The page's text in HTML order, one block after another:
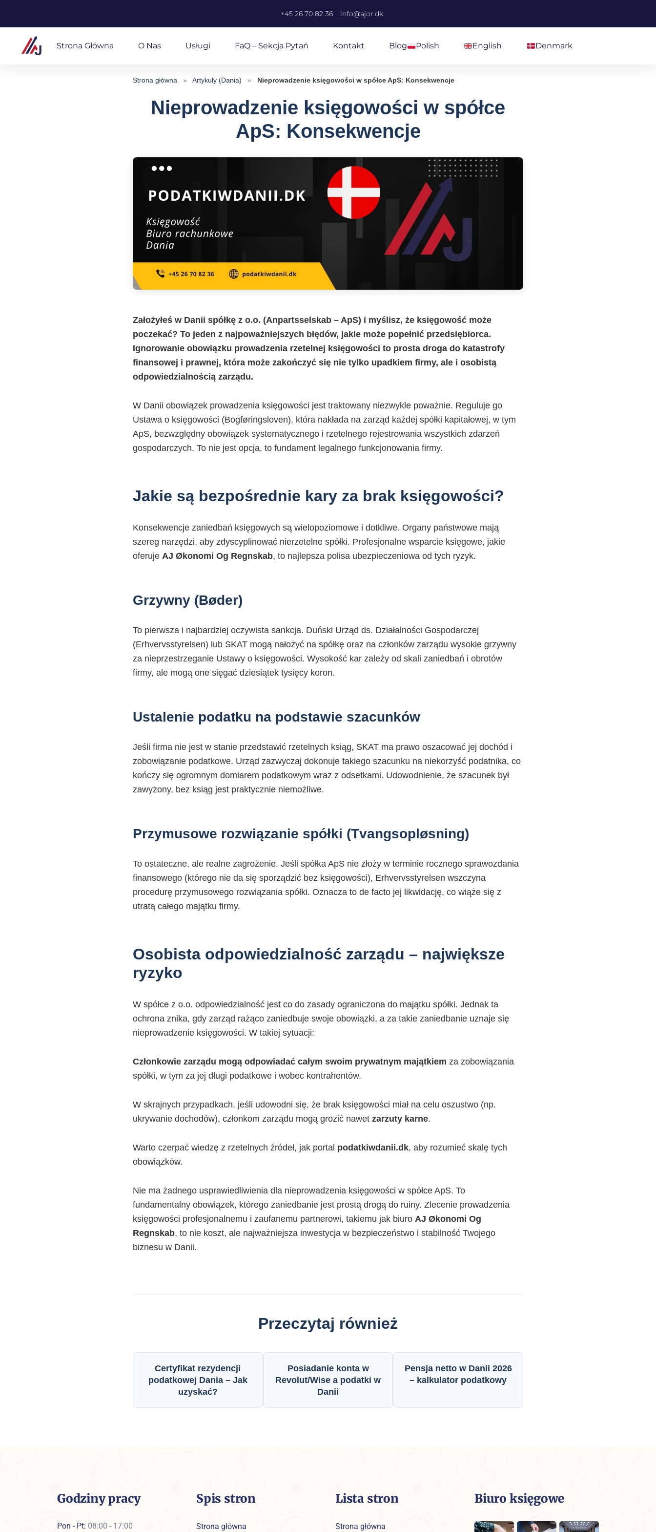
Przejdź
treści
+45 26 70 82 36 info@ajor.dk
Strona Główna O Nas Usługi FaQ – Sekcja Pytań Kontakt Blog Polish English Denmark
Strona główna » Artykuły (Dania) » Nieprowadzenie księgowości w spółce ApS: Konsekwencje
Nieprowadzenie księgowości w spółce
ApS: Konsekwencje
Założyłeś w Danii spółkę z o.o. (Anpartsselskab – ApS) i myślisz, że księgowość może
poczekać? To jeden z najpoważniejszych błędów, jakie może popełnić przedsiębiorca.
Ignorowanie obowiązku prowadzenia rzetelnej księgowości to prosta droga do katastrofy
finansowej i prawnej, która może zakończyć się nie tylko upadkiem firmy, ale i osobistą
odpowiedzialnością zarządu.
W Danii obowiązek prowadzenia księgowości jest traktowany niezwykle poważnie. Reguluje go
Ustawa o księgowości (Bogføringsloven), która nakłada na zarząd każdej spółki kapitałowej, w tym
ApS, bezwzględny obowiązek systematycznego i rzetelnego rejestrowania wszystkich zdarzeń
gospodarczych. To nie jest opcja, to fundament legalnego funkcjonowania firmy.
Jakie są bezpośrednie kary za brak księgowości?
Konsekwencje zaniedbań księgowych są wielopoziomowe i dotkliwe. Organy państwowe mają
szereg narzędzi, aby zdyscyplinować nierzetelne spółki. Profesjonalne wsparcie księgowe, jakie
oferuje AJ Økonomi Og Regnskab, to najlepsza polisa ubezpieczeniowa od tych ryzyk.
Grzywny (Bøder)
To pierwsza i najbardziej oczywista sankcja. Duński Urząd ds. Działalności Gospodarczej
(Erhvervsstyrelsen) lub SKAT mogą nałożyć na spółkę oraz na członków zarządu wysokie grzywny
za nieprzestrzeganie Ustawy o księgowości. Wysokość kar zależy od skali zaniedbań i obrotów
firmy, ale mogą one sięgać dziesiątek tysięcy koron.
Ustalenie podatku na podstawie szacunków
Jeśli firma nie jest w stanie przedstawić rzetelnych ksiąg, SKAT ma prawo oszacować jej dochód i
zobowiązanie podatkowe. Urząd zazwyczaj dokonuje takiego szacunku na niekorzyść podatnika, co
kończy się ogromnym domiarem podatkowym wraz z odsetkami. Udowodnienie, że szacunek był
zawyżony, bez ksiąg jest praktycznie niemożliwe.
Przymusowe rozwiązanie spółki (Tvangsopløsning)
To ostateczne, ale realne zagrożenie. Jeśli spółka ApS nie złoży w terminie rocznego sprawozdania
finansowego (którego nie da się sporządzić bez księgowości), Erhvervsstyrelsen wszczyna
procedurę przymusowego rozwiązania spółki. Oznacza to de facto jej likwidację, co wiąże się z
utratą całego majątku firmy.
Osobista odpowiedzialność zarządu – największe
ryzyko
W spółce z o.o. odpowiedzialność jest co do zasady ograniczona do majątku spółki. Jednak ta
ochrona znika, gdy zarząd rażąco zaniedbuje swoje obowiązki, a za takie zaniedbanie uznaje się
nieprowadzenie księgowości. W takiej sytuacji:
Członkowie zarządu mogą odpowiadać całym swoim prywatnym majątkiem za zobowiązania
spółki, w tym za jej długi podatkowe i wobec kontrahentów.
W skrajnych przypadkach, jeśli udowodni się, że brak księgowości miał na celu oszustwo (np.
ukrywanie dochodów), członkom zarządu mogą grozić nawet zarzuty karne.
Warto czerpać wiedzę z rzetelnych źródeł, jak portal podatkiwdanii.dk, aby rozumieć skalę tych
obowiązków.
Nie ma żadnego usprawiedliwienia dla nieprowadzenia księgowości w spółce ApS. To
fundamentalny obowiązek, którego zaniedbanie jest prostą drogą do ruiny. Zlecenie prowadzenia
księgowości profesjonalnemu i zaufanemu partnerowi, takiemu jak biuro AJ Økonomi Og
Regnskab, to nie koszt, ale najważniejsza inwestycja w bezpieczeństwo i stabilność Twojego
biznesu w Danii.
Przeczytaj również
Certyfikat rezydencji
podatkowej Dania – Jak
uzyskać?
Posiadanie konta w
Revolut/Wise a podatki w
Danii
Pensja netto w Danii 2026
– kalkulator podatkowy
Godziny pracy
Pon - Pt: 08:00 - 17:00
Spis stron
Strona główna
Lista stron
Strona główna
Biuro księgowe